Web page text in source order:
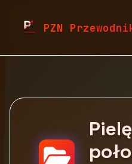
PZN
Medycyna, farmacja i